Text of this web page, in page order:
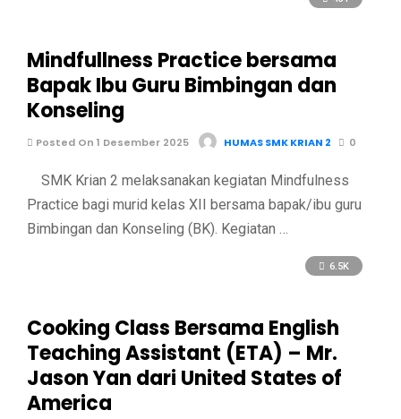
Mindfullness Practice bersama
Bapak Ibu Guru Bimbingan dan
Konseling
Posted On 1 Desember 2025 HUMAS SMK KRIAN 2 0
SMK Krian 2 melaksanakan kegiatan Mindfulness
Practice bagi murid kelas XII bersama bapak/ibu guru
Bimbingan dan Konseling (BK). Kegiatan …
6.5K
Cooking Class Bersama English
Teaching Assistant (ETA) – Mr.
Jason Yan dari United States of
America